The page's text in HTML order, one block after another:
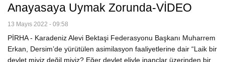
Anayasaya Uymak Zorunda-VİDEO
13 Mayıs 2022 - 09:58
PİRHA - Karadeniz Alevi Bektaşi Federasyonu Başkanı Muharrem
Erkan, Dersim’de yürütülen asimilasyon faaliyetlerine dair “Laik bir
devlet miyiz değil miyiz? Eğer devlet eliyle inançlar üzerinden bir